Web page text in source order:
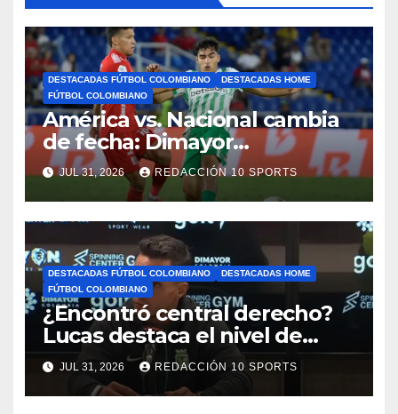
DESTACADAS FÚTBOL COLOMBIANO
DESTACADAS HOME
FÚTBOL COLOMBIANO
América vs. Nacional cambia
de fecha: Dimayor
reprogramó el clásico por
motivos de seguridad
JUL 31, 2026 REDACCIÓN 10 SPORTS
DESTACADAS FÚTBOL COLOMBIANO
DESTACADAS HOME
FÚTBOL COLOMBIANO
¿Encontró central derecho?
Lucas destaca el nivel de
Néider Parra
JUL 31, 2026 REDACCIÓN 10 SPORTS